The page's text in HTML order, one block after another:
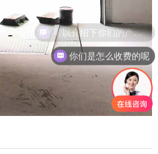
可以介绍下你们的产品么
你们是怎么收费的呢